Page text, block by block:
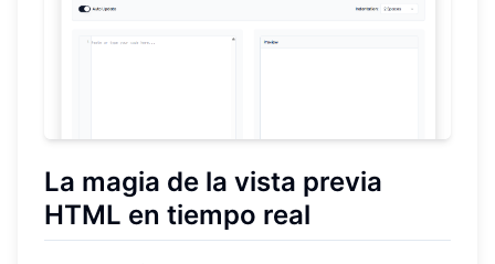
La magia de la vista previa
HTML en tiempo real